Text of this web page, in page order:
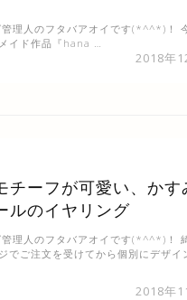
2018年
理人のフタバアオイです(*^^*)！
イド作品『hana …
チーフが可愛い、かす
ルのイヤリング
2018年
管理人のフタバアオイです(*^^*)！
でご注文を受けてから個別にデザイ